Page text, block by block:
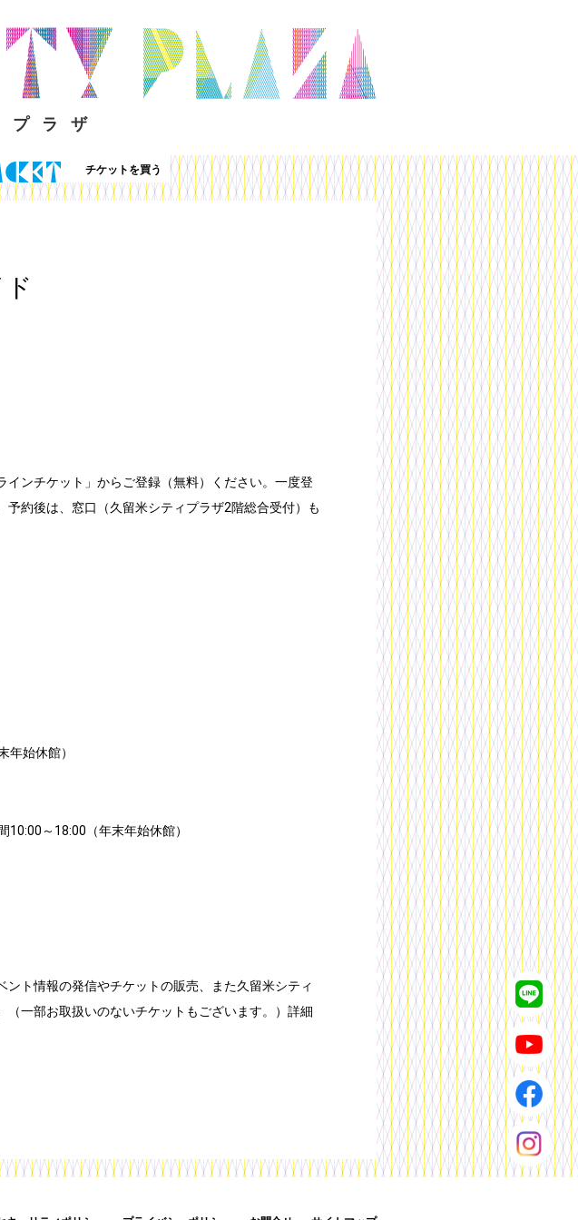
プラザ
チケットを買う
ンチケット」からご登録（無料）ください。一度登
約後は、窓口（久留米シティプラザ2階総合受付）も
始休館）
～18:00（年末年始休館）
ト情報の発信やチケットの販売、また久留米シティ
一部お取扱いのないチケットもございます。）詳細